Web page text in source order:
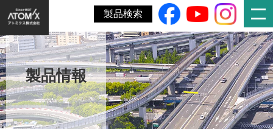
製品検索
製品情報